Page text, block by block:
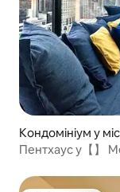
Кондомініум у
Пентхаус у【】